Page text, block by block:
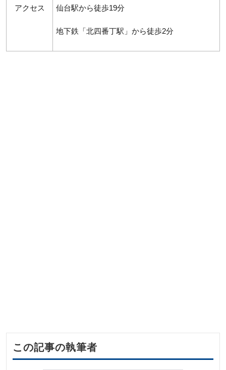
アクセス 仙台駅から徒歩19分
地下鉄「北四番丁駅」から徒歩2分
この記事の執筆者